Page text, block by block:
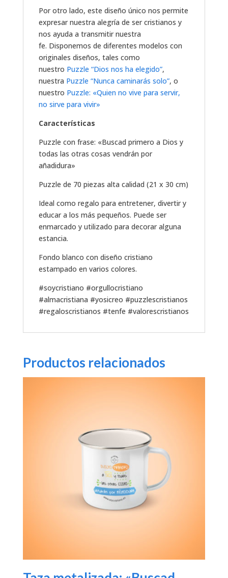
Por otro lado, este diseño único nos permite
expresar nuestra alegría de ser cristianos y
nos ayuda a transmitir nuestra
fe. Disponemos de diferentes modelos con
originales diseños, tales como
nuestro Puzzle “Dios nos ha elegido”,
nuestra Puzzle “Nunca caminarás solo”, o
nuestro Puzzle: «Quien no vive para servir,
no sirve para vivir»
Características
Puzzle con frase: «Buscad primero a Dios y
todas las otras cosas vendrán por
añadidura»
Puzzle de 70 piezas alta calidad (21 x 30 cm)
Ideal como regalo para entretener, divertir y
educar a los más pequeños. Puede ser
enmarcado y utilizado para decorar alguna
estancia.
Fondo blanco con diseño cristiano
estampado en varios colores.
#soycristiano #orgullocristiano
#almacristiana #yosicreo #puzzlescristianos
#regaloscristianos #tenfe #valorescristianos
Productos relacionados